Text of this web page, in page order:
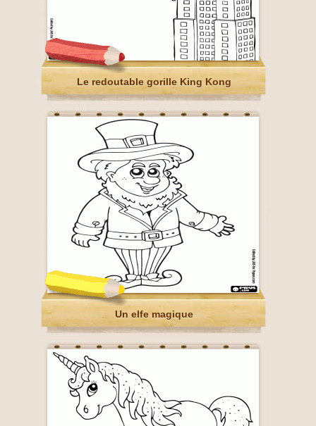
Le redoutable gorille King Kong
Un elfe magique